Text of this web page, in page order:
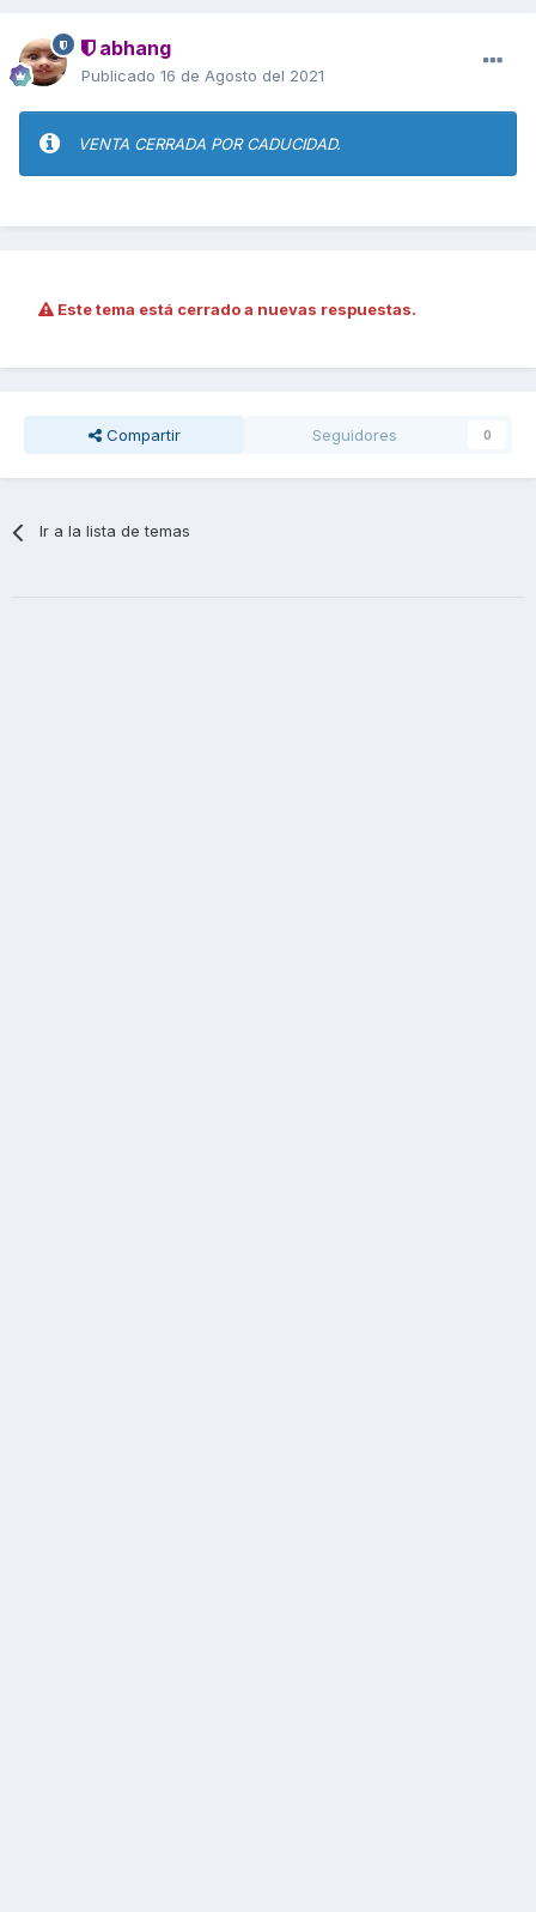
abhang
Publicado 16 de Agosto del 2021
VENTA CERRADA POR CADUCIDAD.
Este tema está cerrado a nuevas respuestas.
Compartir Seguidores 0
Ir a la lista de temas